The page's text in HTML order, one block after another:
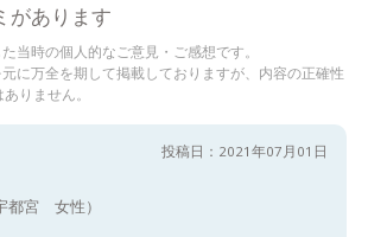
があります
当時の個人的なご意見・ご感想です。
元に万全を期して掲載しておりますが、内容の正確性
りません。
投稿日：2021年07月01日
都宮 女性）